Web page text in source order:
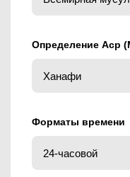
Определение Аср
Форматы времени